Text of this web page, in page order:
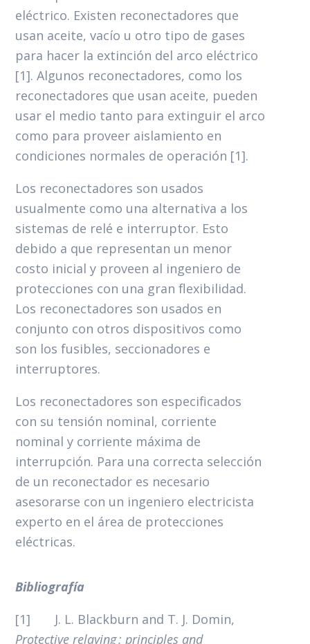
eléctrico. Existen reconectadores que
usan aceite, vacío u otro tipo de gases
para hacer la extinción del arco eléctrico
[1]. Algunos reconectadores, como los
reconectadores que usan aceite, pueden
usar el medio tanto para extinguir el arco
como para proveer aislamiento en
condiciones normales de operación [1].
Los reconectadores son usados
usualmente como una alternativa a los
sistemas de relé e interruptor. Esto
debido a que representan un menor
costo inicial y proveen al ingeniero de
protecciones con una gran flexibilidad.
Los reconectadores son usados en
conjunto con otros dispositivos como
son los fusibles, seccionadores e
interruptores.
Los reconectadores son especificados
con su tensión nominal, corriente
nominal y corriente máxima de
interrupción. Para una correcta selección
de un reconectador es necesario
asesorarse con un ingeniero electricista
experto en el área de protecciones
eléctricas.
Bibliografía
[1] J. L. Blackburn and T. J. Domin,
Protective relaying : principles and